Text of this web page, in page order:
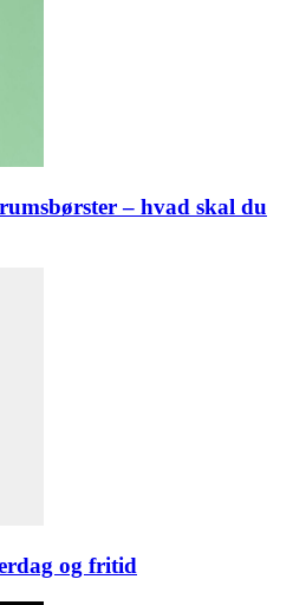
– hvad skal du
og fritid